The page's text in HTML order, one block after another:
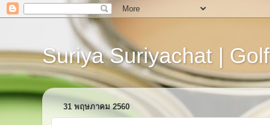
Suriya Suriyachat | Golf
31 พฤษภาคม 2560